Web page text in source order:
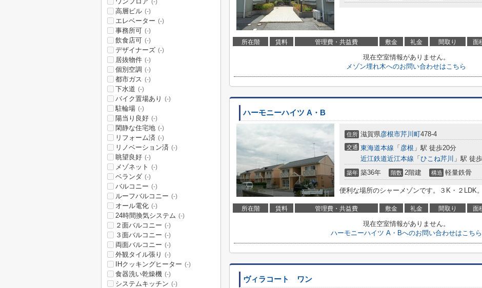
所在階 賃料 管理費・共益費 敷金 礼金 間取り 面
現在空室情報がありません。
メゾン埋れ木へのお問い合わせはこちら
ハーモニーハイツ A・B
住所 滋賀県彦根市芹川町478-4
交通 東海道本線 「 彦根 」駅 徒歩20分
近江鉄道近江本線 「 ひこね芹川 」駅 徒
築年 築36年 階数 2階建 構造 軽量鉄骨
便利な場所のシャーメゾンです。３K・２LDK。
所在階 賃料 管理費・共益費 敷金 礼金 間取り 面
現在空室情報がありません。
ハーモニーハイツ A・Bへのお問い合わせはこちら
ヴィラコート ワン
(-)
高層ビル (-)
エレベーター (-)
事務所可 (-)
飲食店可 (-)
デザイナーズ (-)
居抜物件 (-)
個別空調 (-)
都市ガス (-)
下水道 (-)
バイク置場あり (-)
駐輪場 (-)
陽当り良好 (-)
閑静な住宅地 (-)
リフォーム済 (-)
リノベーション済 (-)
眺望良好 (-)
メゾネット (-)
ベランダ (-)
バルコニー (-)
ルーフバルコニー (-)
オール電化 (-)
24時間換気システム (-)
２面バルコニー (-)
３面バルコニー (-)
両面バルコニー (-)
外観タイル張り (-)
IHクッキングヒーター (-)
食器洗い乾燥機 (-)
システムキッチン (-)